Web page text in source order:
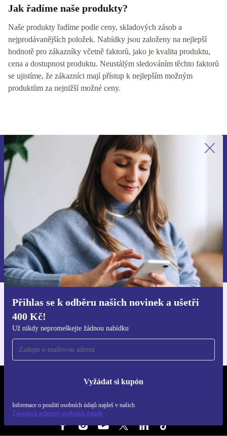
Jak řadíme naše produkty?
Naše produkty řadíme podle ceny, skladových zásob a
nejprodávanějších položek. Nabídky jsou založeny na nejlepší
hodnotě pro zákazníky včetně faktorů, jako je kvalita produktu,
cena a dostupnost produktu. Neustálým sledováním těchto faktorů
se ujistíme, že zákazníci mají přístup k nejlepším možným
produktům za nejnižší možné ceny.
Přihlas se k odběru našich novinek a ušetři
400 Kč!
Už nikdy nepromeškejte žádnou nabídku
Vyžádat si kupón
Informace o použití osobních údajů najdeš v našich
Zásadách ochrany osobních údajů
Přihlas se k odběru našich novinek a
ušetři 400 Kč!
Už nikdy nepromeškej žádnou nabídku.
Chci voucher
Informace o použití osobních údajů najdeš v našich
Zásadách ochrany osobních údajů.
Stáhni si aplikaci refurbed
REFURBED ČESKO - RETHINK NEW.
SLEDUJ NÁS